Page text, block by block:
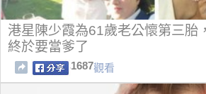
港星陳少霞為61歲老公懷第三胎
終於要當爹了
1687觀看